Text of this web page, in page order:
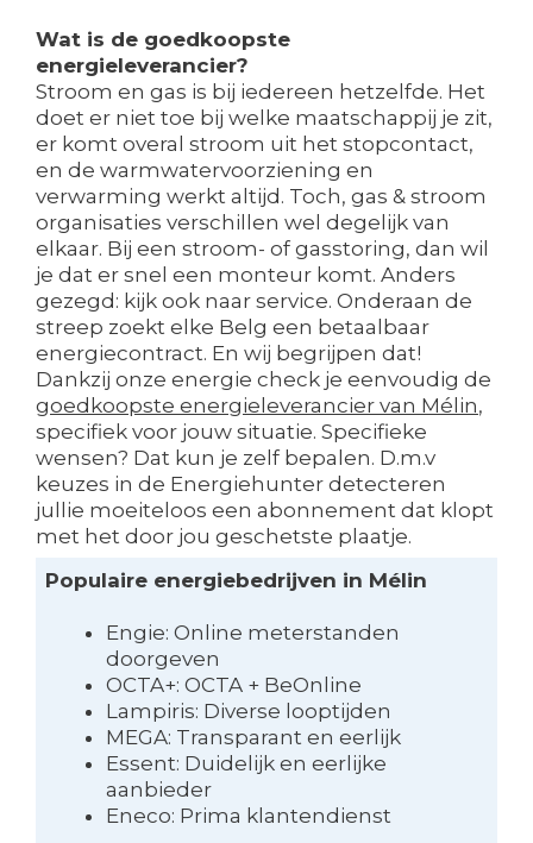
Wat is de goedkoopste
energieleverancier?
Stroom en gas is bij iedereen hetzelfde. Het
doet er niet toe bij welke maatschappij je zit,
er komt overal stroom uit het stopcontact,
en de warmwatervoorziening en
verwarming werkt altijd. Toch, gas & stroom
organisaties verschillen wel degelijk van
elkaar. Bij een stroom- of gasstoring, dan wil
je dat er snel een monteur komt. Anders
gezegd: kijk ook naar service. Onderaan de
streep zoekt elke Belg een betaalbaar
energiecontract. En wij begrijpen dat!
Dankzij onze energie check je eenvoudig de
goedkoopste energieleverancier van Mélin,
specifiek voor jouw situatie. Specifieke
wensen? Dat kun je zelf bepalen. D.m.v
keuzes in de Energiehunter detecteren
jullie moeiteloos een abonnement dat klopt
met het door jou geschetste plaatje.
Populaire energiebedrijven in Mélin
Engie: Online meterstanden
doorgeven
OCTA+: OCTA + BeOnline
Lampiris: Diverse looptijden
MEGA: Transparant en eerlijk
Essent: Duidelijk en eerlijke
aanbieder
Eneco: Prima klantendienst